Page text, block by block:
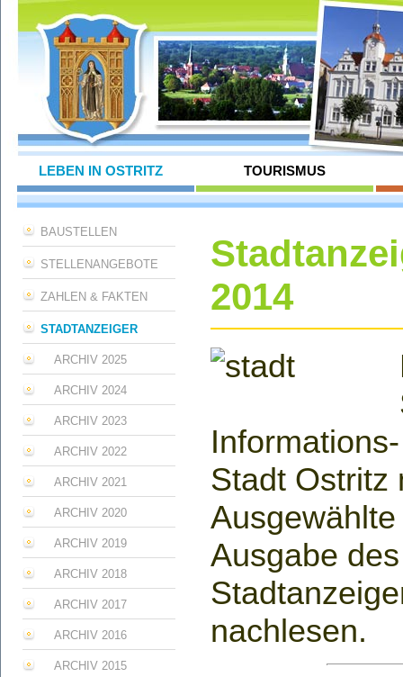
LEBEN IN OSTRITZ TOURISMUS
BAUSTELLEN
STELLENANGEBOTE
ZAHLEN & FAKTEN
STADTANZEIGER
ARCHIV 2025
ARCHIV 2024
ARCHIV 2023
ARCHIV 2022
ARCHIV 2021
ARCHIV 2020
ARCHIV 2019
ARCHIV 2018
ARCHIV 2017
ARCHIV 2016
ARCHIV 2015
2014
Stadt Ostritz
Ausgabe
nachlesen.